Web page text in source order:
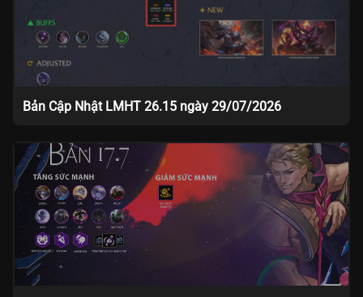
Bản Cập Nhật LMHT 26.15 ngày 29/07/2026